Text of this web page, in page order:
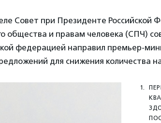
Совет при Президенте Российской
общества и правам человека (СПЧ)
федерацией направил премьер-
для снижения количества